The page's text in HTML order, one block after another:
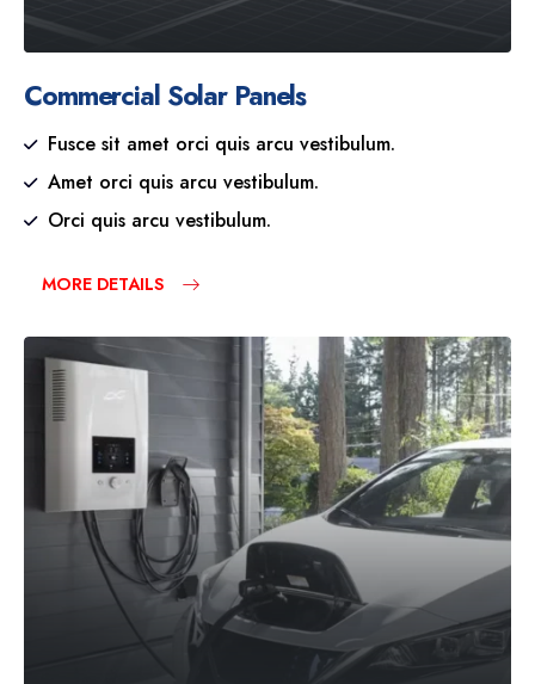
Commercial Solar Panels
Fusce sit amet orci quis arcu vestibulum.
Amet orci quis arcu vestibulum.
Orci quis arcu vestibulum.
MORE DETAILS